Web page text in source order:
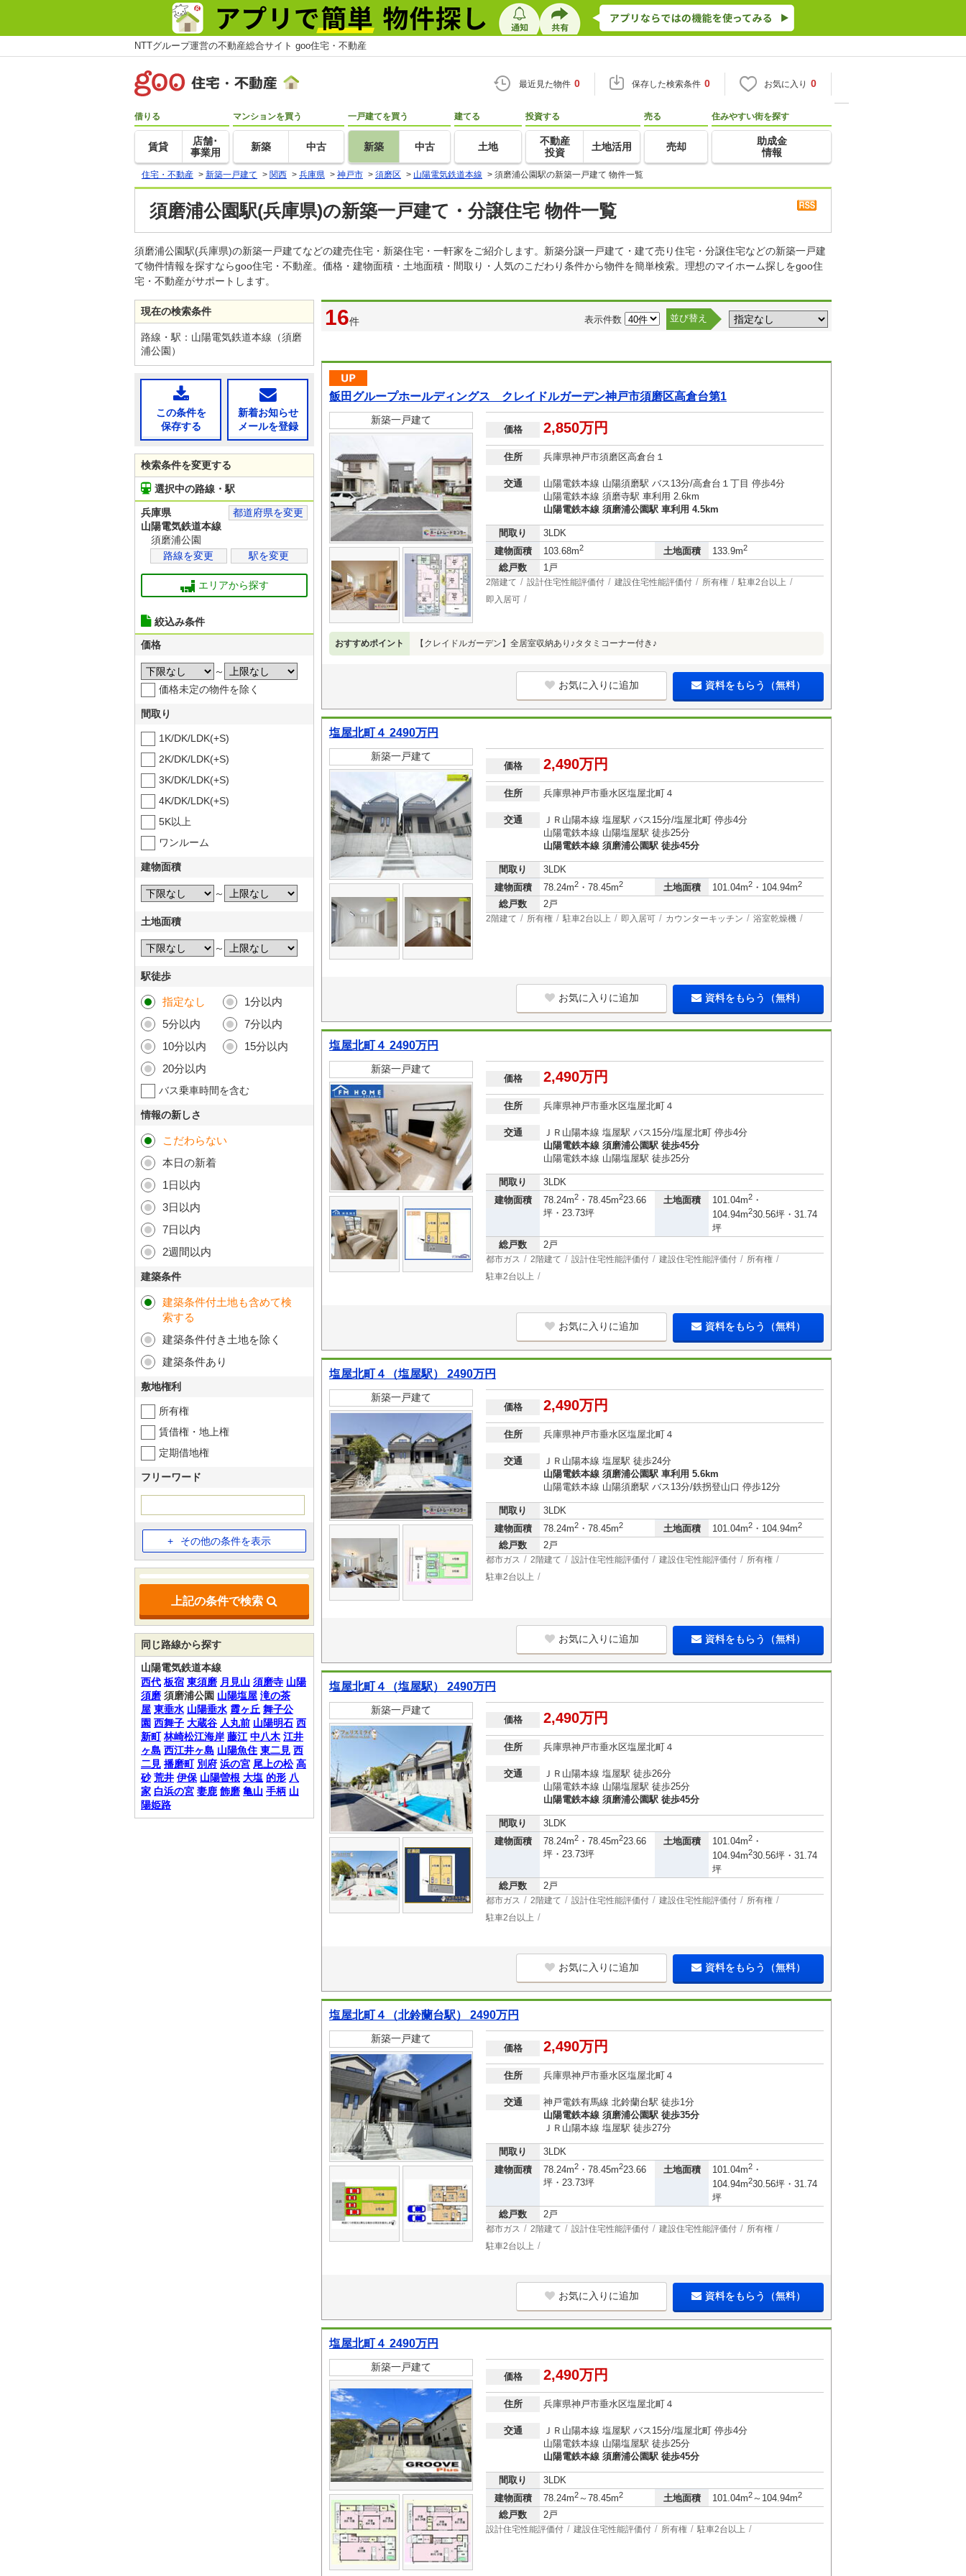
NTTグループ運営の不動産総合サイト goo住宅・不動産
最近見た物件 0 保存した検索条件 0 お気に入り 0
借りる
賃貸
店舗･
事業用
マンションを買う
新築 中古
一戸建てを買う
新築 中古
建てる
土地
投資する
不動産
投資
土地活用
売る
売却
住みやすい街を探す
助成金
情報
住宅・不動産 > 新築一戸建て > 関西 > 兵庫県 > 神戸市 > 須磨区 > 山陽電気鉄道本線 > 須磨浦公園駅の新築一戸建て 物件一覧
須磨浦公園駅(兵庫県)の新築一戸建て・分譲住宅 物件一覧
須磨浦公園駅(兵庫県)の新築一戸建てなどの建売住宅・新築住宅・一軒家をご紹介します。新築分譲一戸建て・建て売り住宅・分譲住宅などの新築一戸建
て物件情報を探すならgoo住宅・不動産。価格・建物面積・土地面積・間取り・人気のこだわり条件から物件を簡単検索。理想のマイホーム探しをgoo住
宅・不動産がサポートします。
16件 表示件数 並び替え
飯田グループホールディングス クレイドルガーデン神戸市須磨区高倉台第1
新築一戸建て
価格 2,850万円
住所 兵庫県神戸市須磨区高倉台１
交通
山陽電鉄本線 山陽須磨駅 バス13分/高倉台１丁目 停歩4分
山陽電鉄本線 須磨寺駅 車利用 2.6km
山陽電鉄本線 須磨浦公園駅 車利用 4.5km
間取り
3LDK
建物面積
103.68m2 土地面積 133.9m2
総戸数 1戸
2階建て 設計住宅性能評価付 建設住宅性能評価付 所有権
駐車2台以上
即入居可
おすすめポイント 【クレイドルガーデン】全居室収納あり♪タタミコーナー付き♪
お気に入りに追加 資料をもらう（無料）
塩屋北町４ 2490万円
新築一戸建て
価格 2,490万円
住所 兵庫県神戸市垂水区塩屋北町４
交通
ＪＲ山陽本線 塩屋駅 バス15分/塩屋北町 停歩4分
山陽電鉄本線 山陽塩屋駅 徒歩25分
山陽電鉄本線 須磨浦公園駅 徒歩45分
間取り
3LDK
建物面積
78.24m2 ・78.45m2 土地面積 101.04m2 ・104.94m2
総戸数 2戸
2階建て 所有権 駐車2台以上 即入居可 カウンターキッチン 浴室乾燥機
お気に入りに追加 資料をもらう（無料）
塩屋北町４ 2490万円
新築一戸建て
価格 2,490万円
住所 兵庫県神戸市垂水区塩屋北町４
交通
ＪＲ山陽本線 塩屋駅 バス15分/塩屋北町 停歩4分
山陽電鉄本線 須磨浦公園駅 徒歩45分
山陽電鉄本線 山陽塩屋駅 徒歩25分
間取り
3LDK
建物面積
78.24m2 ・78.45m223.66
坪・23.73坪
土地面積 101.04m2 ・
104.94m230.56坪・31.74
坪
総戸数
2戸
都市ガス 2階建て 設計住宅性能評価付 建設住宅性能評価付
所有権
駐車2台以上
お気に入りに追加 資料をもらう（無料）
塩屋北町４（塩屋駅） 2490万円
新築一戸建て
価格 2,490万円
住所 兵庫県神戸市垂水区塩屋北町４
交通
ＪＲ山陽本線 塩屋駅 徒歩24分
山陽電鉄本線 須磨浦公園駅 車利用 5.6km
山陽電鉄本線 山陽須磨駅 バス13分/鉄拐登山口 停歩12分
間取り
3LDK
建物面積
78.24m2 ・78.45m2 土地面積 101.04m2 ・104.94m2
総戸数 2戸
都市ガス 2階建て 設計住宅性能評価付 建設住宅性能評価付
所有権
駐車2台以上
お気に入りに追加 資料をもらう（無料）
塩屋北町４（塩屋駅） 2490万円
新築一戸建て
価格 2,490万円
住所 兵庫県神戸市垂水区塩屋北町４
交通
ＪＲ山陽本線 塩屋駅 徒歩26分
山陽電鉄本線 山陽塩屋駅 徒歩25分
山陽電鉄本線 須磨浦公園駅 徒歩45分
間取り
3LDK
建物面積
78.24m2 ・78.45m223.66
坪・23.73坪
土地面積 101.04m2 ・
104.94m230.56坪・31.74
坪
総戸数
2戸
都市ガス 2階建て 設計住宅性能評価付 建設住宅性能評価付
所有権
駐車2台以上
お気に入りに追加 資料をもらう（無料）
塩屋北町４（北鈴蘭台駅） 2490万円
新築一戸建て
価格 2,490万円
住所 兵庫県神戸市垂水区塩屋北町４
交通
神戸電鉄有馬線 北鈴蘭台駅 徒歩1分
山陽電鉄本線 須磨浦公園駅 徒歩35分
ＪＲ山陽本線 塩屋駅 徒歩27分
間取り
3LDK
建物面積
78.24m2 ・78.45m223.66
坪・23.73坪
土地面積 101.04m2 ・
104.94m230.56坪・31.74
坪
総戸数
2戸
都市ガス 2階建て 設計住宅性能評価付 建設住宅性能評価付
所有権
駐車2台以上
お気に入りに追加 資料をもらう（無料）
塩屋北町４ 2490万円
新築一戸建て
価格 2,490万円
住所 兵庫県神戸市垂水区塩屋北町４
交通
ＪＲ山陽本線 塩屋駅 バス15分/塩屋北町 停歩4分
山陽電鉄本線 山陽塩屋駅 徒歩25分
山陽電鉄本線 須磨浦公園駅 徒歩45分
間取り
3LDK
建物面積
78.24m2～78.45m2 土地面積 101.04m2～104.94m2
総戸数 2戸
設計住宅性能評価付 建設住宅性能評価付 所有権 駐車2台以上
現在の検索条件
路線・駅：山陽電気鉄道本線（須磨
浦公園）
この条件を
保存する
新着お知らせ
メールを登録
検索条件を変更する
選択中の路線・駅
兵庫県
都道府県を変更
山陽電気鉄道本線
須磨浦公園
路線を変更
駅を変更
エリアから探す
絞込み条件
価格
～
価格未定の物件を除く
間取り
1K/DK/LDK(+S)
2K/DK/LDK(+S)
3K/DK/LDK(+S)
4K/DK/LDK(+S)
5K以上
ワンルーム
建物面積
～
土地面積
～
駅徒歩
指定なし
1分以内
5分以内
7分以内
10分以内
15分以内
20分以内
バス乗車時間を含む
情報の新しさ
こだわらない
本日の新着
1日以内
3日以内
7日以内
2週間以内
建築条件
建築条件付土地も含めて検
索する
建築条件付き土地を除く
建築条件あり
敷地権利
所有権
賃借権・地上権
定期借地権
フリーワード
その他の条件を表示
上記の条件で検索
同じ路線から探す
山陽電気鉄道本線
西代 板宿 東須磨 月見山 須磨寺 山陽
須磨 須磨浦公園 山陽塩屋 滝の茶
屋 東垂水 山陽垂水 霞ヶ丘 舞子公
園 西舞子 大蔵谷 人丸前 山陽明石 西
新町 林崎松江海岸 藤江 中八木 江井
ヶ島 西江井ヶ島 山陽魚住 東二見 西
二見 播磨町 別府 浜の宮 尾上の松 高
砂 荒井 伊保 山陽曽根 大塩 的形 八
家 白浜の宮 妻鹿 飾磨 亀山 手柄 山
陽姫路